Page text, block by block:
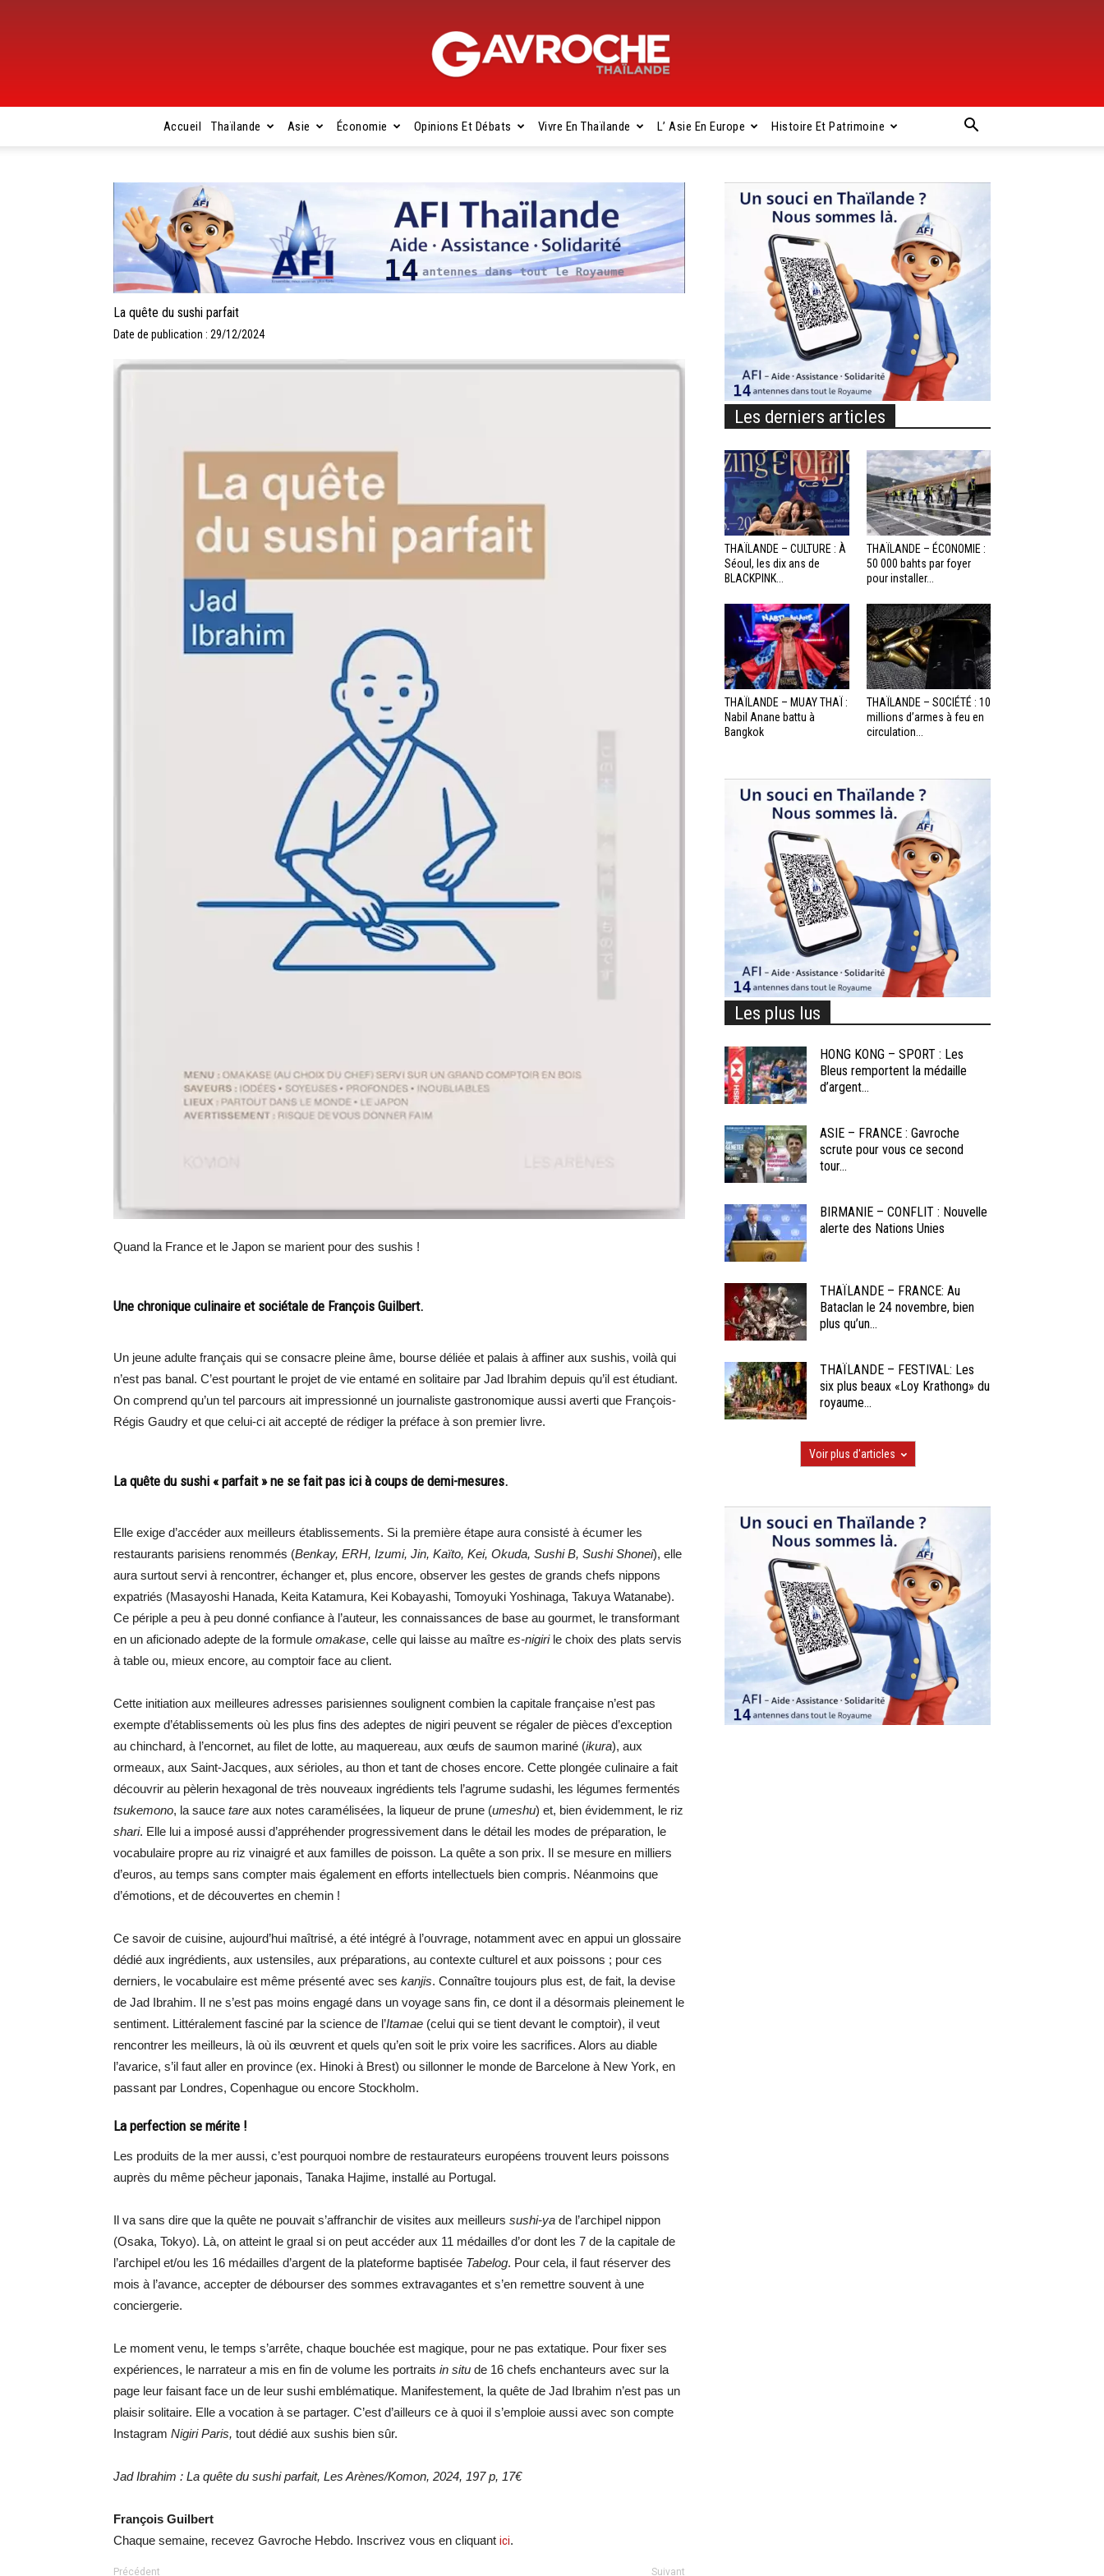
Gavroche
Thaïlande
Accueil Thaïlande Asie Économie Opinions Et Débats Vivre En Thaïlande L’ Asie En Europe Histoire Et Patrimoine
La quête du sushi parfait
Date de publication : 29/12/2024
Quand la France et le Japon se marient pour des sushis !
Une chronique culinaire et sociétale de François Guilbert.
Un jeune adulte français qui se consacre pleine âme, bourse déliée et palais à affiner aux sushis, voilà qui
n’est pas banal. C’est pourtant le projet de vie entamé en solitaire par Jad Ibrahim depuis qu’il est étudiant.
On comprend qu’un tel parcours ait impressionné un journaliste gastronomique aussi averti que François-
Régis Gaudry et que celui-ci ait accepté de rédiger la préface à son premier livre.
La quête du sushi « parfait » ne se fait pas ici à coups de demi-mesures.
Elle exige d’accéder aux meilleurs établissements. Si la première étape aura consisté à écumer les
restaurants parisiens renommés (Benkay, ERH, Izumi, Jin, Kaïto, Kei, Okuda, Sushi B, Sushi Shonei), elle
aura surtout servi à rencontrer, échanger et, plus encore, observer les gestes de grands chefs nippons
expatriés (Masayoshi Hanada, Keita Katamura, Kei Kobayashi, Tomoyuki Yoshinaga, Takuya Watanabe).
Ce périple a peu à peu donné confiance à l’auteur, les connaissances de base au gourmet, le transformant
en un aficionado adepte de la formule omakase, celle qui laisse au maître es-nigirile choix des plats servis
à table ou, mieux encore, au comptoir face au client.
Cette initiation aux meilleures adresses parisiennes soulignent combien la capitale française n’est pas
exempte d’établissements où les plus fins des adeptes de nigiri peuvent se régaler de pièces d’exception
au chinchard, à l’encornet, au filet de lotte, au maquereau, aux œufs de saumon mariné (ikura), aux
ormeaux, aux Saint-Jacques, aux sérioles, au thon et tant de choses encore. Cette plongée culinaire a fait
découvrir au pèlerin hexagonal de très nouveaux ingrédients tels l’agrume sudashi, les légumes fermentés
tsukemono, la sauce tare aux notes caramélisées, la liqueur de prune (umeshu) et, bien évidemment, le riz
shari. Elle lui a imposé aussi d’appréhender progressivement dans le détail les modes de préparation, le
vocabulaire propre au riz vinaigré et aux familles de poisson. La quête a son prix. Il se mesure en milliers
d’euros, au temps sans compter mais également en efforts intellectuels bien compris. Néanmoins que
d’émotions, et de découvertes en chemin !
Ce savoir de cuisine, aujourd’hui maîtrisé, a été intégré à l’ouvrage, notamment avec en appui un glossaire
dédié aux ingrédients, aux ustensiles, aux préparations, au contexte culturel et aux poissons ; pour ces
derniers, le vocabulaire est même présenté avec ses kanjis. Connaître toujours plus est, de fait, la devise
de Jad Ibrahim. Il ne s’est pas moins engagé dans un voyage sans fin, ce dont il a désormais pleinement le
sentiment. Littéralement fasciné par la science de l’Itamae (celui qui se tient devant le comptoir), il veut
rencontrer les meilleurs, là où ils œuvrent et quels qu’en soit le prix voire les sacrifices. Alors au diable
l’avarice, s’il faut aller en province (ex. Hinoki à Brest) ou sillonner le monde de Barcelone à New York, en
passant par Londres, Copenhague ou encore Stockholm.
La perfection se mérite !
Les produits de la mer aussi, c’est pourquoi nombre de restaurateurs européens trouvent leurs poissons
auprès du même pêcheur japonais, Tanaka Hajime, installé au Portugal.
Il va sans dire que la quête ne pouvait s’affranchir de visites aux meilleurs sushi-ya de l’archipel nippon
(Osaka, Tokyo). Là, on atteint le graal si on peut accéder aux 11 médailles d’or dont les 7 de la capitale de
l’archipel et/ou les 16 médailles d’argent de la plateforme baptisée Tabelog. Pour cela, il faut réserver des
mois à l’avance, accepter de débourser des sommes extravagantes et s’en remettre souvent à une
conciergerie.
Le moment venu, le temps s’arrête, chaque bouchée est magique, pour ne pas extatique. Pour fixer ses
expériences, le narrateur a mis en fin de volume les portraits in situ de 16 chefs enchanteurs avec sur la
page leur faisant face un de leur sushi emblématique. Manifestement, la quête de Jad Ibrahim n’est pas un
plaisir solitaire. Elle a vocation à se partager. C’est d’ailleurs ce à quoi il s’emploie aussi avec son compte
Instagram Nigiri Paris, tout dédié aux sushis bien sûr.
Jad Ibrahim : La quête du sushi parfait, Les Arènes/Komon, 2024, 197 p, 17€
François Guilbert
Chaque semaine, recevez Gavroche Hebdo. Inscrivez vous en cliquant ici.
Précédent Suivant
Les derniers articles
THAÏLANDE – CULTURE : À
Séoul, les dix ans de
BLACKPINK...
THAÏLANDE – ÉCONOMIE :
50 000 bahts par foyer
pour installer...
THAÏLANDE – MUAY THAÏ :
Nabil Anane battu à
Bangkok
THAÏLANDE – SOCIÉTÉ : 10
millions d’armes à feu en
circulation...
Les plus lus
HONG KONG – SPORT : Les
Bleus remportent la médaille
d’argent...
ASIE – FRANCE : Gavroche
scrute pour vous ce second
tour...
BIRMANIE – CONFLIT : Nouvelle
alerte des Nations Unies
THAÏLANDE – FRANCE: Au
Bataclan le 24 novembre, bien
plus qu’un...
THAÏLANDE – FESTIVAL: Les
six plus beaux «Loy Krathong» du
royaume...
Voir plus d'articles